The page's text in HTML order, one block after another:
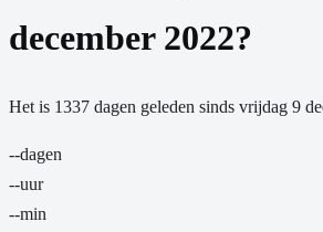
december 2022?
Het is 1337 dagen geleden sinds vrijdag 9
--dagen
--uur
--min